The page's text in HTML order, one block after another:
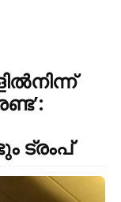
ട്രംപ്